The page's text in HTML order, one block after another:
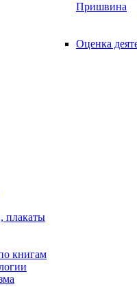
Пришвина
Оценка
плакаты
книгам